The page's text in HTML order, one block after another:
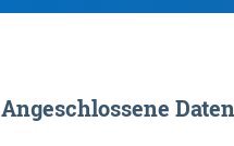
Angeschlossene